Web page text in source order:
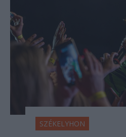
SZÉKELYHON